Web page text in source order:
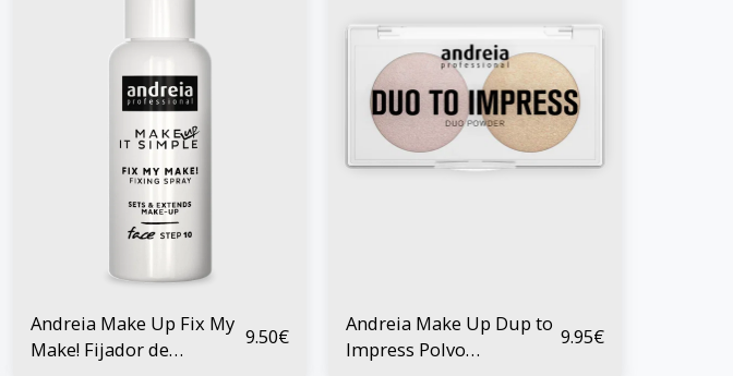
Andreia Make Up Fix My
Make! Fijador de
9.50€
Andreia Make Up Dup to
Impress Polvo
9.95€